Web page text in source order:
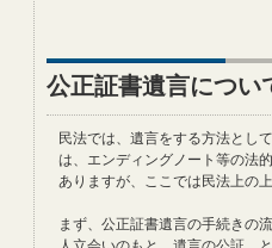
公正証書遺言につい
民法では、遺言をする方法とし
は、エンディングノート等の法
ありますが、ここでは民法上の
まず、公正証書遺言の手続き